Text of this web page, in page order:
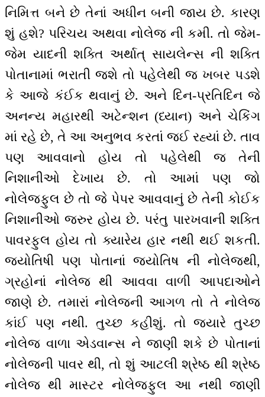
નિમિત્ત બને છે તેનાં અધીન બની જાય છે. કારણ
શું હશે? પરિચય અથવા નોલેજ ની કમી. તો જેમ-
જેમ યાદની શક્તિ અર્થાત્ સાયલેન્સ ની શક્તિ
પોતાનામાં ભરાતી જશે તો પહેલેથી જ ખબર પડશે
કે આજે કંઈક થવાનું છે. અને દિન-પ્રતિદિન જે
અનન્ય મહારથી અટેન્શન (ધ્યાન) અને ચેકિંગ
માં રહે છે, તે આ અનુભવ કરતાં જઈ રહ્યાં છે. તાવ
પણ આવવાનો હોય તો પહેલેથી જ તેની
નિશાનીઓ દેખાય છે. તો આમાં પણ જો
નોલેજફુલ છે તો જે પેપર આવવાનું છે તેની કોઈક
નિશાનીઓ જરુર હોય છે. પરંતુ પારખવાની શક્તિ
પાવરફુલ હોય તો ક્યારેય હાર નથી થઈ શકતી.
જયોતિષી પણ પોતાનાં જ્યોતિષ ની નોલેજથી,
ગ્રહોનાં નોલેજ થી આવવા વાળી આપદાઓને
જાણે છે. તમારાં નોલેજની આગળ તો તે નોલેજ
કાંઈ પણ નથી. તુચ્છ કહીશું. તો જ્યારે તુચ્છ
નોલેજ વાળા એડવાન્સ ને જાણી શકે છે પોતાનાં
નોલેજની પાવર થી, તો શું આટલી શ્રેષ્ઠ થી શ્રેષ્ઠ
નોલેજ થી માસ્ટર નોલેજફુલ આ નથી જાણી